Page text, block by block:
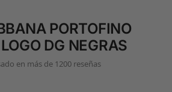
PORTOFINO
DG NEGRAS
en más de 1200 reseñas